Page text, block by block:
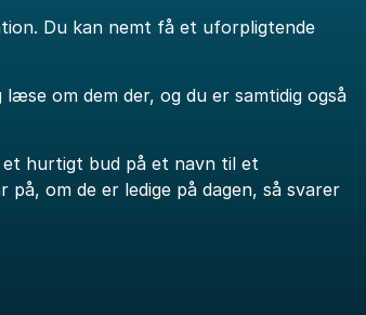
Du kan nemt få et uforpligtende
om dem der, og du er samtidig også
hurtigt bud på et navn til et
om de er ledige på dagen, så svarer